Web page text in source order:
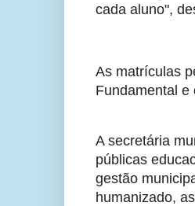
cada aluno",
As matrículas
Fundamental e
A secretária
públicas
gestão
humanizado,